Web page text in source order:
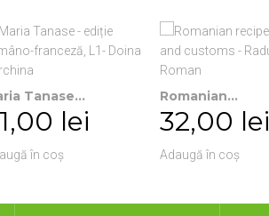
Tanase...
lei
în coș
Romanian...
32,00 lei
Adaugă în coș